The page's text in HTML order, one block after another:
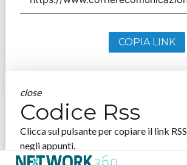
COPIA LINK
close
Codice Rss
Clicca sul pulsante per copiare il link RSS
negli appunti.
RSS link